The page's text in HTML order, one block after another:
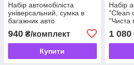
Набір автомобіліста
універсальний, сумка в
багажник авто
940 ₴/комплект
Купити
Набір
"Clean
"Чиста
1 080